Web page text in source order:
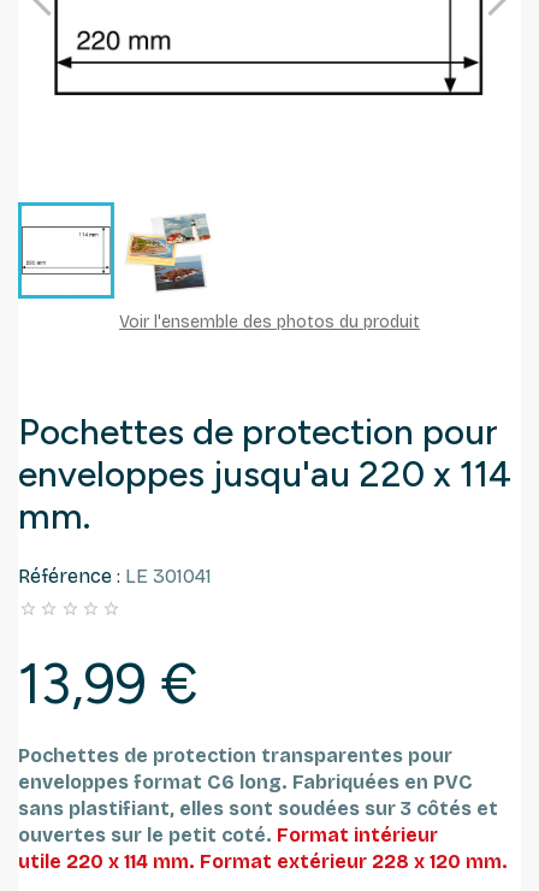
Voir l'ensemble des photos du produit
Pochettes de protection pour
enveloppes jusqu'au 220 x 114
mm.
Référence : LE 301041
    
13,99 €
Pochettes de protection transparentes pour
enveloppes format C6 long. Fabriquées en PVC
sans plastifiant, elles sont soudées sur 3 côtés et
ouvertes sur le petit coté. Format intérieur
utile 220 x 114 mm. Format extérieur 228 x 120 mm.